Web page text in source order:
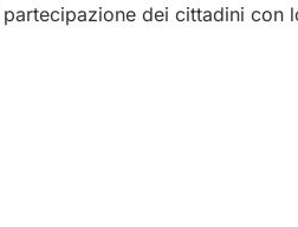
dei cittadini con